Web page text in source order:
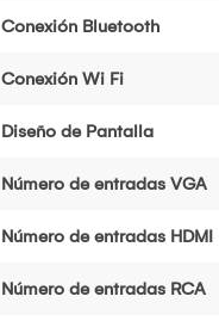
Conexión Bluetooth
Conexión Wi Fi
Diseño de Pantalla
Número de entradas VGA
Número de entradas HDMI
Número de entradas RCA